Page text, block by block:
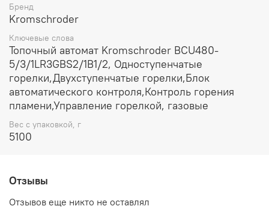
Бренд
Kromschroder
Ключевые слова
Топочный автомат Kromschroder BCU480-
5/3/1LR3GBS2/1B1/2, Одноступенчатые
горелки,Двухступенчатые горелки,Блок
автоматического контроля,Контроль горения
пламени,Управление горелкой, газовые
Вес с упаковкой, г
5100
Отзывы
Отзывов еще никто не оставлял